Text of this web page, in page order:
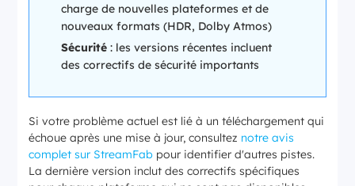
charge de nouvelles plateformes et de
nouveaux formats (HDR, Dolby Atmos)
Sécurité : les versions récentes incluent
des correctifs de sécurité importants
Si votre problème actuel est lié à un téléchargement qui
échoue après une mise à jour, consultez notre avis
complet sur StreamFab pour identifier d'autres pistes.
La dernière version inclut des correctifs spécifiques